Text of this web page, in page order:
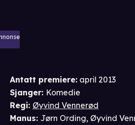
Antatt premiere: april 2013
Sjanger: Komedie
Regi: Øyvind Vennerød
Manus: Jørn Ording, Øyvind